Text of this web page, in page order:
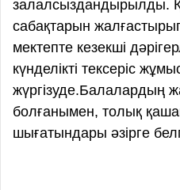
залалсыздандырылды.
сабақтарын
мектепте кезекші
күнделікті тексеріс
жүргізуде.Балалардың
болғанымен, толық
шығатындары әзірге